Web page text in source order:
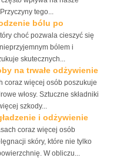
tego...
bólu po
choć pozwala cieszyć się
bólem i
skutecznych...
na trwałe odżywienie
coraz więcej osób poszukuje
włosy. Sztuczne składniki
szkody...
i odżywienie
coraz więcej osób
skóry, które nie tylko
W obliczu...